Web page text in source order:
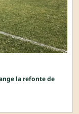
la refonte de